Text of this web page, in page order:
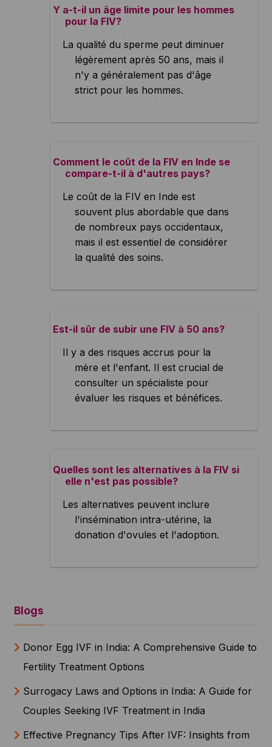
Y a-t-il un âge limite pour les hommes
pour la FIV?
La qualité du sperme peut diminuer
légèrement après 50 ans, mais il
n'y a généralement pas d'âge
strict pour les hommes.
Comment le coût de la FIV en Inde se
compare-t-il à d'autres pays?
Le coût de la FIV en Inde est
souvent plus abordable que dans
de nombreux pays occidentaux,
mais il est essentiel de considérer
la qualité des soins.
Est-il sûr de subir une FIV à 50 ans?
Il y a des risques accrus pour la
mère et l'enfant. Il est crucial de
consulter un spécialiste pour
évaluer les risques et bénéfices.
Quelles sont les alternatives à la FIV si
elle n'est pas possible?
Les alternatives peuvent inclure
l'insémination intra-utérine, la
donation d'ovules et l'adoption.
Blogs
Donor Egg IVF in India: A Comprehensive Guide to
Fertility Treatment Options
Surrogacy Laws and Options in India: A Guide for
Couples Seeking IVF Treatment in India
Effective Pregnancy Tips After IVF: Insights from